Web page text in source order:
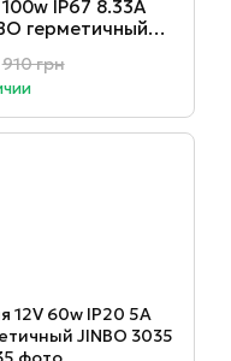
ІР67 8.33A
герметичный
910 грн